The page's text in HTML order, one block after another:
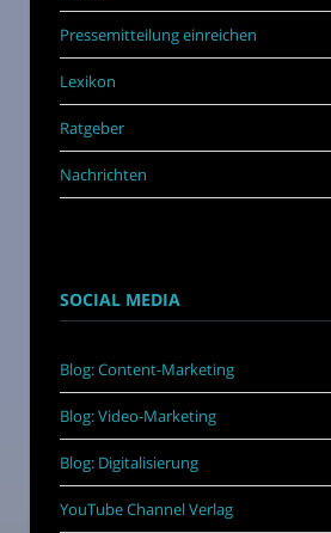
Pressemitteilung einreichen
Lexikon
Ratgeber
Nachrichten
SOCIAL MEDIA
Blog: Content-Marketing
Blog: Video-Marketing
Blog: Digitalisierung
YouTube Channel Verlag